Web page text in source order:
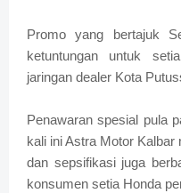
Promo yang bertajuk
ketuntungan untuk
jaringan dealer Kota
Penawaran spesial pula
kali ini Astra Motor
dan sepsifikasi juga
konsumen setia Honda